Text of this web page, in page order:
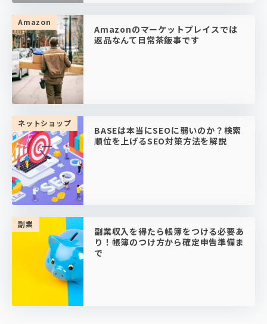
Amazon
Amazonのマーケットプレイスでは
返品なんて日常茶飯事です
ネットショップ
BASEは本当にSEOに弱いのか？検索
順位を上げるSEO対策方法を解説
副業
副業収入を得たら帳簿をつける必要あ
り！帳簿のつけ方から確定申告準備ま
で